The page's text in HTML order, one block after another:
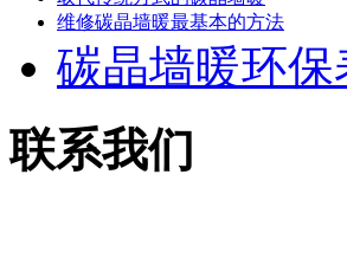
维修碳晶墙暖最基本的方法
碳晶墙暖环保
联系我们